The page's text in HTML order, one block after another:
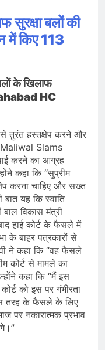
बलों की
में किए 113
के खिलाफ
HC
से तुरंत हस्तक्षेप करने और
Slams
करने का आग्रह
कहा कि “सुप्रीम
करना चाहिए और सख्त
बात यह कि स्वाति
बाल विकास मंत्री
हाई कोर्ट के फैसले में
के बाहर पत्रकारों से
ने कहा कि “वह फैसले
कोर्ट से मामले का
कहा कि “मैं इस
को इस पर गंभीरता
तरह के फैसले के लिए
पर नकारात्मक प्रभाव